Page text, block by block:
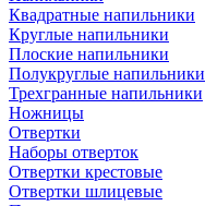
Квадратные напильники
Круглые напильники
Плоские напильники
Полукруглые напильники
Трехгранные напильники
Ножницы
Отвертки
Наборы отверток
Отвертки крестовые
Отвертки шлицевые